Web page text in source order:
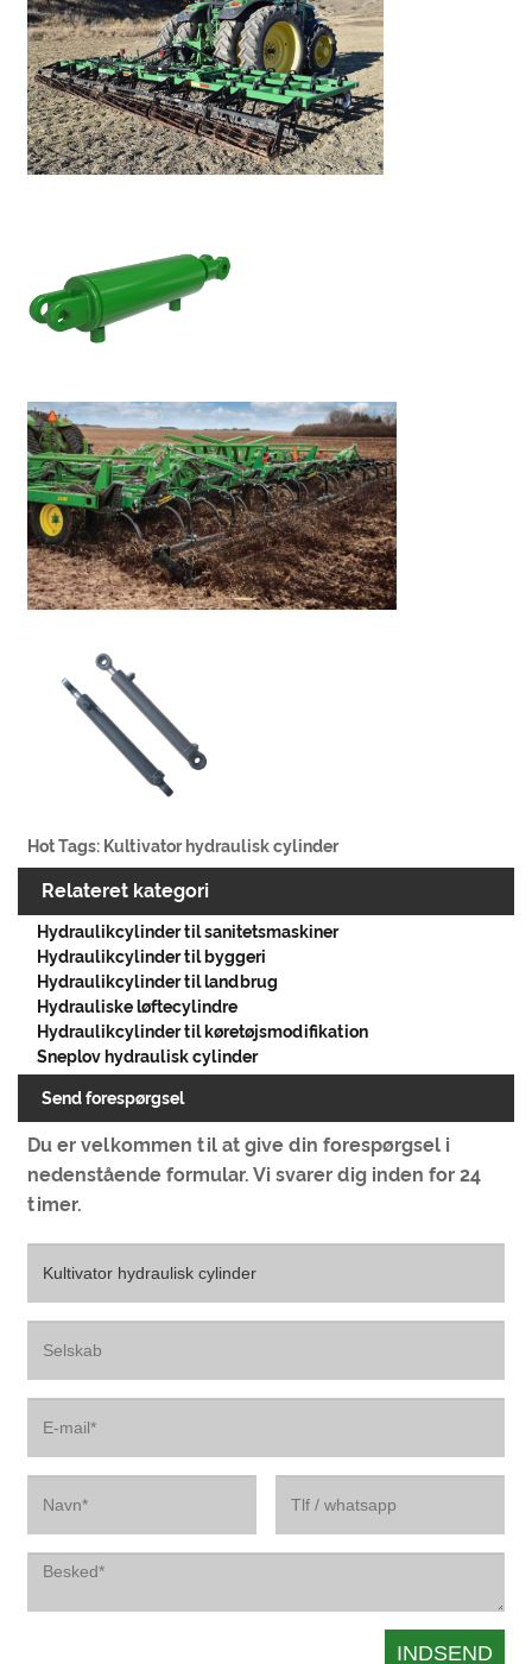
Hot Tags: Kultivator hydraulisk cylinder
Relateret kategori
Hydraulikcylinder til sanitetsmaskiner
Hydraulikcylinder til byggeri
Hydraulikcylinder til landbrug
Hydrauliske løftecylindre
Hydraulikcylinder til køretøjsmodifikation
Sneplov hydraulisk cylinder
Send forespørgsel
Du er velkommen til at give din forespørgsel i
nedenstående formular. Vi svarer dig inden for 24
timer.